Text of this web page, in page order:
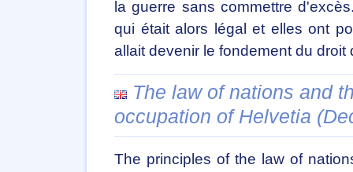
la guerre sans commettre
qui était alors légal et elles ont
allait devenir le fondement du
The law of nations and
occupation of Helvetia
The principles of the law of